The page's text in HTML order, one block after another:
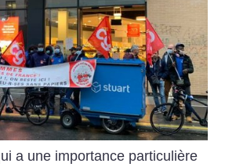
a une importance particulière